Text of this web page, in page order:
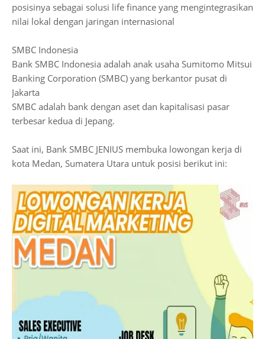
posisinya sebagai solusi life finance yang mengintegrasikan
nilai lokal dengan jaringan internasional
SMBC Indonesia
Bank SMBC Indonesia adalah anak usaha Sumitomo Mitsui
Banking Corporation (SMBC) yang berkantor pusat di
Jakarta
SMBC adalah bank dengan aset dan kapitalisasi pasar
terbesar kedua di Jepang.
Saat ini, Bank SMBC JENIUS membuka lowongan kerja di
kota Medan, Sumatera Utara untuk posisi berikut ini: